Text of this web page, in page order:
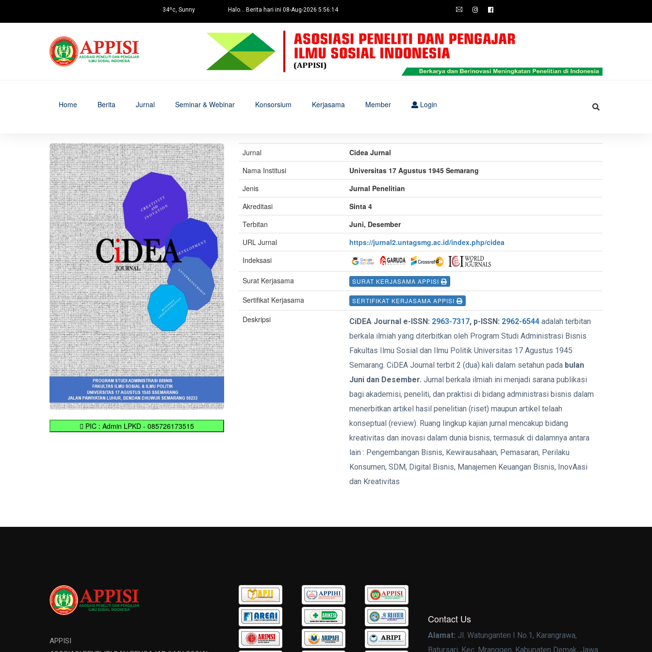
34ºc, Sunny Halo... Berita hari ini 08-Aug-2026 5:56:14
Home Berita Jurnal Seminar & Webinar Konsorsium Kerjasama Member Login
PIC : Admin LPKD - 085726173515
Jurnal
Cidea Jurnal
Nama Institusi
Universitas 17 Agustus 1945 Semarang
Jenis
Jurnal Penelitian
Akreditasi
Sinta 4
Terbitan
Juni, Desember
URL Jurnal
https://jurnal2.untagsmg.ac.id/index.php/cidea
Indeksasi
Surat Kerjasama SURAT KERJASAMA APPISI
Sertifikat Kerjasama SERTIFIKAT KERJASAMA APPISI
Deskripsi CiDEA Journal e-ISSN: 2963-7317, p-ISSN: 2962-6544 adalah terbitan
berkala ilmiah yang diterbitkan oleh Program Studi Administrasi Bisnis
Fakultas Ilmu Sosial dan Ilmu Politik Universitas 17 Agustus 1945
Semarang. CiDEA Journal terbit 2 (dua) kali dalam setahun pada bulan
Juni dan Desember. Jurnal berkala ilmiah ini menjadi sarana publikasi
bagi akademisi, peneliti, dan praktisi di bidang administrasi bisnis dalam
menerbitkan artikel hasil penelitian (riset) maupun artikel telaah
konseptual (review). Ruang lingkup kajian jurnal mencakup bidang
kreativitas dan inovasi dalam dunia bisnis, termasuk di dalamnya antara
lain : Pengembangan Bisnis, Kewirausahaan, Pemasaran, Perilaku
Konsumen, SDM, Digital Bisnis, Manajemen Keuangan Bisnis, InovAasi
dan Kreativitas
APPISI
Contact Us
Alamat: Jl. Watunganten I No.1, Karangrawa,
Batursari, Kec. Mranggen, Kabupaten Demak, Jawa